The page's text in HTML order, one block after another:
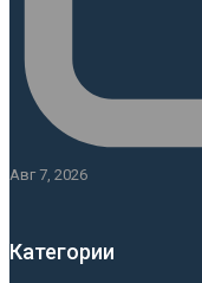
Авг 7, 2026
Категории